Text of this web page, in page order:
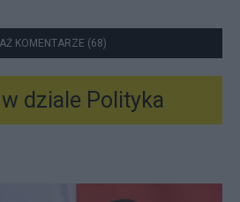
KOMENTARZE (68)
dziale Polityka